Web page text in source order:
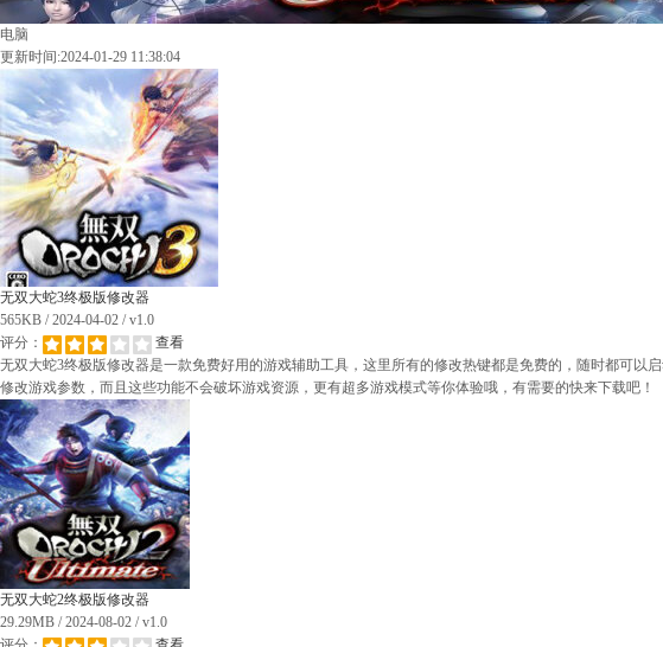
电脑
更新时间:2024-01-29 11:38:04
无双大蛇3终极版修改器
565KB / 2024-04-02 / v1.0
评分：
查看
无双大蛇3终极版修改器是一款免费好用的游戏辅助工具，这里所有的修改热键都是免费的，随时都可以
修改游戏参数，而且这些功能不会破坏游戏资源，更有超多游戏模式等你体验哦，有需要的快来下载吧！
无双大蛇2终极版修改器
29.29MB / 2024-08-02 / v1.0